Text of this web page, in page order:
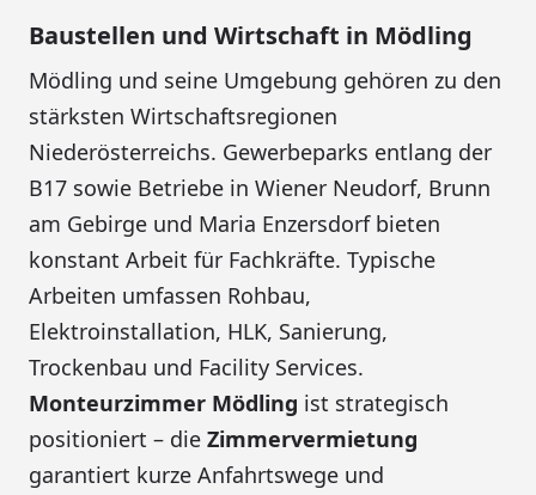
Baustellen und Wirtschaft in Mödling
Mödling und seine Umgebung gehören zu den
stärksten Wirtschaftsregionen
Niederösterreichs. Gewerbeparks entlang der
B17 sowie Betriebe in Wiener Neudorf, Brunn
am Gebirge und Maria Enzersdorf bieten
konstant Arbeit für Fachkräfte. Typische
Arbeiten umfassen Rohbau,
Elektroinstallation, HLK, Sanierung,
Trockenbau und Facility Services.
Monteurzimmer Mödling ist strategisch
positioniert – die Zimmervermietung
garantiert kurze Anfahrtswege und